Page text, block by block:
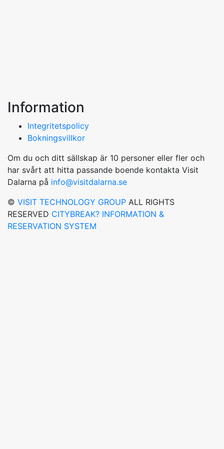
Information
Integritetspolicy
Bokningsvillkor
Om du och ditt sällskap är 10 personer eller fler och
har svårt att hitta passande boende kontakta Visit
Dalarna på info@visitdalarna.se
© VISIT TECHNOLOGY GROUP ALL RIGHTS
RESERVED CITYBREAK? INFORMATION &
RESERVATION SYSTEM